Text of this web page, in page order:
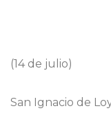
(14 de julio)
San Ignacio de